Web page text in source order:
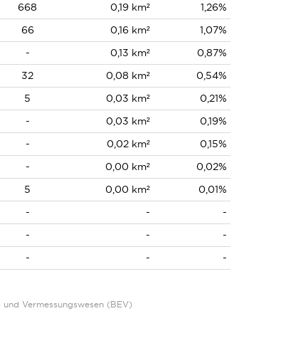
668 0,19 km²
1,26%
66 0,16 km²
1,07%
- 0,13 km²
0,87%
32 0,08 km²
0,54%
5 0,03 km²
0,21%
- 0,03 km²
0,19%
- 0,02 km²
0,15%
- 0,00 km²
0,02%
5 0,00 km²
0,01%
- -
-
- -
-
- - -
Vermessungswesen (BEV)